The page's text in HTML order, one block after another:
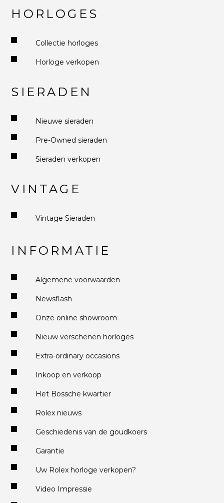
HORLOGES
Collectie horloges
Horloge verkopen
SIERADEN
Nieuwe sieraden
Pre-Owned sieraden
Sieraden verkopen
VINTAGE
Vintage Sieraden
INFORMATIE
Algemene voorwaarden
Newsflash
Onze online showroom
Nieuw verschenen horloges
Extra-ordinary occasions
Inkoop en verkoop
Het Bossche kwartier
Rolex nieuws
Geschiedenis van de goudkoers
Garantie
Uw Rolex horloge verkopen?
Video Impressie